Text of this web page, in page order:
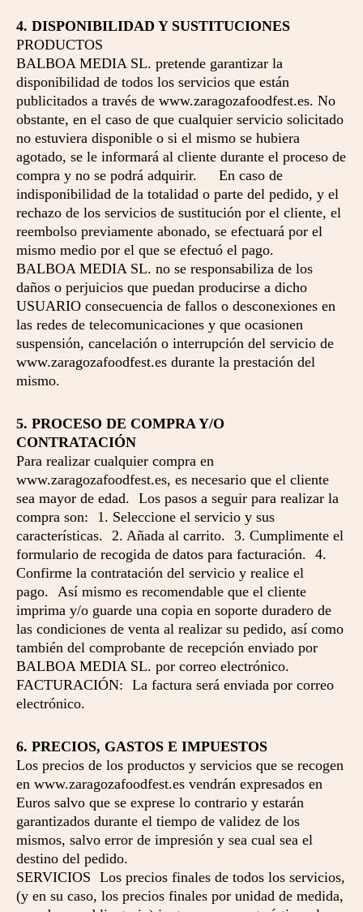
4. DISPONIBILIDAD Y SUSTITUCIONES
PRODUCTOS
BALBOA MEDIA SL. pretende garantizar la
disponibilidad de todos los servicios que están
publicitados a través de www.zaragozafoodfest.es. No
obstante, en el caso de que cualquier servicio solicitado
no estuviera disponible o si el mismo se hubiera
agotado, se le informará al cliente durante el proceso de
compra y no se podrá adquirir. En caso de
indisponibilidad de la totalidad o parte del pedido, y el
rechazo de los servicios de sustitución por el cliente, el
reembolso previamente abonado, se efectuará por el
mismo medio por el que se efectuó el pago.
BALBOA MEDIA SL. no se responsabiliza de los
daños o perjuicios que puedan producirse a dicho
USUARIO consecuencia de fallos o desconexiones en
las redes de telecomunicaciones y que ocasionen
suspensión, cancelación o interrupción del servicio de
www.zaragozafoodfest.es durante la prestación del
mismo.
5. PROCESO DE COMPRA Y/O
CONTRATACIÓN
Para realizar cualquier compra en
www.zaragozafoodfest.es, es necesario que el cliente
sea mayor de edad. Los pasos a seguir para realizar la
compra son: 1. Seleccione el servicio y sus
características. 2. Añada al carrito. 3. Cumplimente el
formulario de recogida de datos para facturación. 4.
Confirme la contratación del servicio y realice el
pago. Así mismo es recomendable que el cliente
imprima y/o guarde una copia en soporte duradero de
las condiciones de venta al realizar su pedido, así como
también del comprobante de recepción enviado por
BALBOA MEDIA SL. por correo electrónico.
FACTURACIÓN: La factura será enviada por correo
electrónico.
6. PRECIOS, GASTOS E IMPUESTOS
Los precios de los productos y servicios que se recogen
en www.zaragozafoodfest.es vendrán expresados en
Euros salvo que se exprese lo contrario y estarán
garantizados durante el tiempo de validez de los
mismos, salvo error de impresión y sea cual sea el
destino del pedido.
SERVICIOS Los precios finales de todos los servicios,
(y en su caso, los precios finales por unidad de medida,